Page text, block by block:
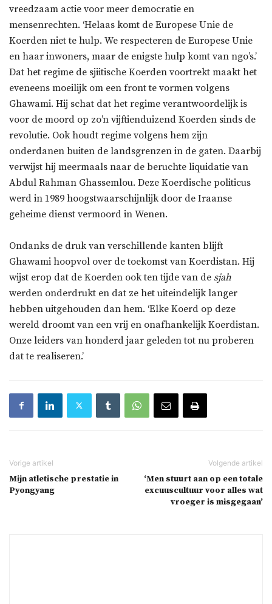
vreedzaam actie voor meer democratie en
mensenrechten. ‘Helaas komt de Europese Unie de
Koerden niet te hulp. We respecteren de Europese Unie
en haar inwoners, maar de enigste hulp komt van ngo’s.’
Dat het regime de sjiitische Koerden voortrekt maakt het
eveneens moeilijk om een front te vormen volgens
Ghawami. Hij schat dat het regime verantwoordelijk is
voor de moord op zo’n vijftienduizend Koerden sinds de
revolutie. Ook houdt regime volgens hem zijn
onderdanen buiten de landsgrenzen in de gaten. Daarbij
verwijst hij meermaals naar de beruchte liquidatie van
Abdul Rahman Ghassemlou. Deze Koerdische politicus
werd in 1989 hoogstwaarschijnlijk door de Iraanse
geheime dienst vermoord in Wenen.
Ondanks de druk van verschillende kanten blijft
Ghawami hoopvol over de toekomst van Koerdistan. Hij
wijst erop dat de Koerden ook ten tijde van de sjah
werden onderdrukt en dat ze het uiteindelijk langer
hebben uitgehouden dan hem. ‘Elke Koerd op deze
wereld droomt van een vrij en onafhankelijk Koerdistan.
Onze leiders van honderd jaar geleden tot nu proberen
dat te realiseren.’
Mijn atletische prestatie in
Pyongyang
‘Men stuurt aan op een totale
excuuscultuur voor alles wat
vroeger is misgegaan’